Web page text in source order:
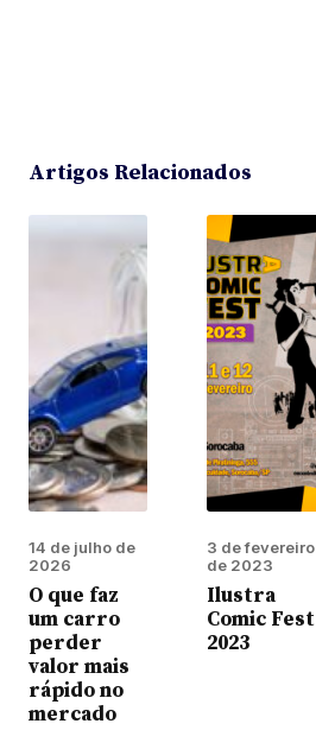
Artigos Relacionados
14 de julho de
2026
O que faz
um carro
perder
valor mais
rápido no
mercado
3 de fevereiro
de 2023
Ilustra
Comic Fest
2023